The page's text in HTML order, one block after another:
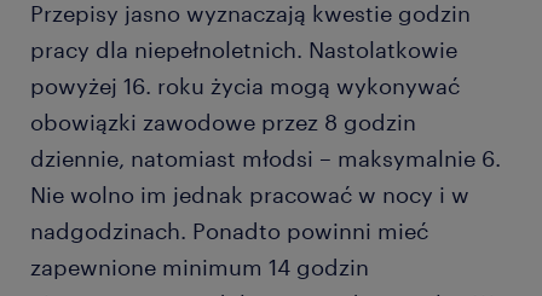
Przepisy jasno wyznaczają kwestie godzin
pracy dla niepełnoletnich. Nastolatkowie
powyżej 16. roku życia mogą wykonywać
obowiązki zawodowe przez 8 godzin
dziennie, natomiast młodsi – maksymalnie 6.
Nie wolno im jednak pracować w nocy i w
nadgodzinach. Ponadto powinni mieć
zapewnione minimum 14 godzin